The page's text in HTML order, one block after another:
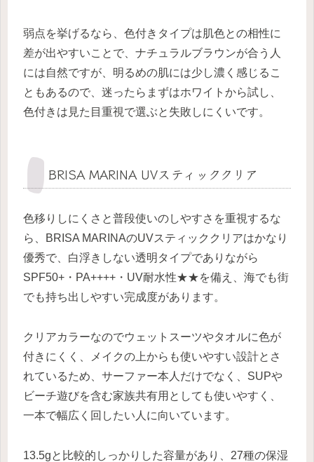
弱点を挙げるなら、色付きタイプは肌色との相性に
差が出やすいことで、ナチュラルブラウンが合う人
には自然ですが、明るめの肌には少し濃く感じるこ
ともあるので、迷ったらまずはホワイトから試し、
色付きは見た目重視で選ぶと失敗しにくいです。
BRISA MARINA UVスティッククリア
色移りしにくさと普段使いのしやすさを重視するな
ら、BRISA MARINAのUVスティッククリアはかなり
優秀で、白浮きしない透明タイプでありながら
SPF50+・PA++++・UV耐水性★★を備え、海でも街
でも持ち出しやすい完成度があります。
クリアカラーなのでウェットスーツやタオルに色が
付きにくく、メイクの上からも使いやすい設計とさ
れているため、サーファー本人だけでなく、SUPや
ビーチ遊びを含む家族共有用としても使いやすく、
一本で幅広く回したい人に向いています。
13.5gと比較的しっかりした容量があり、27種の保湿